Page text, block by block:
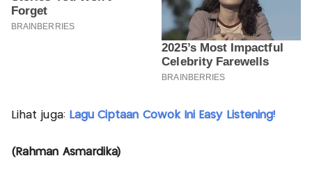
Lihat juga: Lagu Ciptaan Cowok Ini Easy Listening!
(Rahman Asmardika)